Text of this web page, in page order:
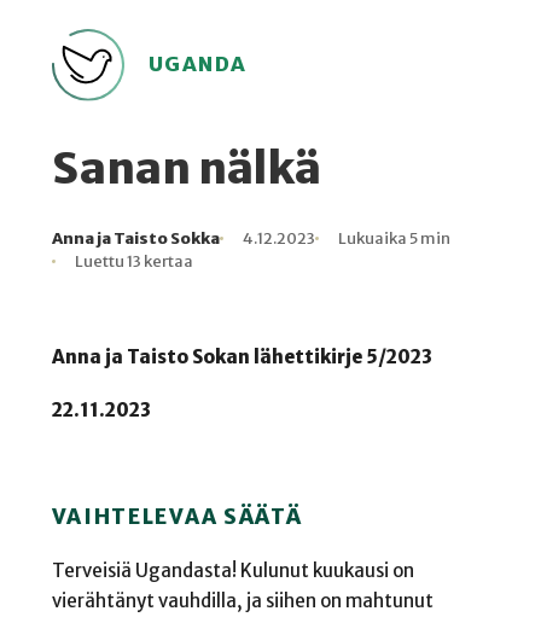
UGANDA
Sanan nälkä
Kirjoittaja
Anna ja Taisto Sokka
Julkaistu
4.12.2023
Lukuaika
Lukuaika 5 min
Lukukertoja
Luettu 13 kertaa
Anna ja Taisto Sokan lähettikirje 5/2023
22.11.2023
VAIHTELEVAA SÄÄTÄ
Terveisiä Ugandasta! Kulunut kuukausi on
vierähtänyt vauhdilla, ja siihen on mahtunut